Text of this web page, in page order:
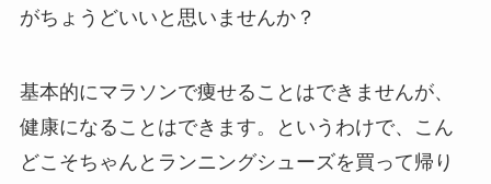
がちょうどいいと思いませんか？
基本的にマラソンで痩せることはできませんが、
健康になることはできます。というわけで、こん
どこそちゃんとランニングシューズを買って帰り